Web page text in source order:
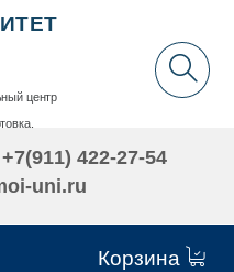
Корзина
центр
+7(911) 422-27-54
uni.ru